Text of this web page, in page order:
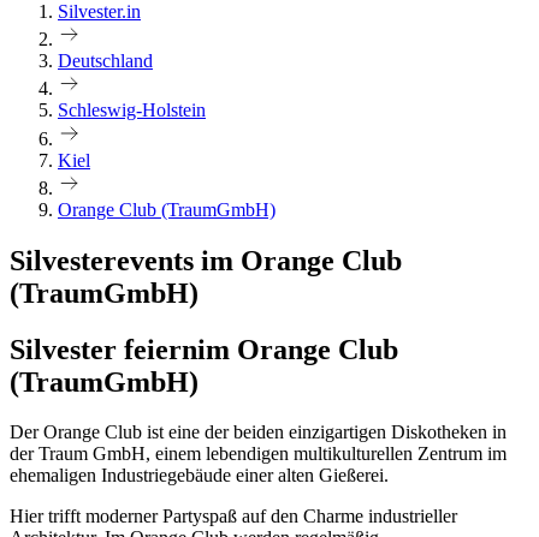
Silvester.in
Deutschland
Schleswig-Holstein
Kiel
Orange Club (TraumGmbH)
Silvesterevents im Orange Club
(TraumGmbH)
Silvester feiernim Orange Club
(TraumGmbH)
Der Orange Club ist eine der beiden einzigartigen Diskotheken in
der Traum GmbH, einem lebendigen multikulturellen Zentrum im
ehemaligen Industriegebäude einer alten Gießerei.
Hier trifft moderner Partyspaß auf den Charme industrieller